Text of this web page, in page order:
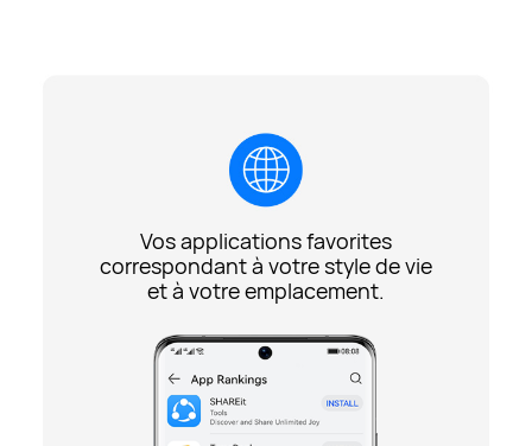
Vos applications favorites
correspondant à votre style de vie
et à votre emplacement.